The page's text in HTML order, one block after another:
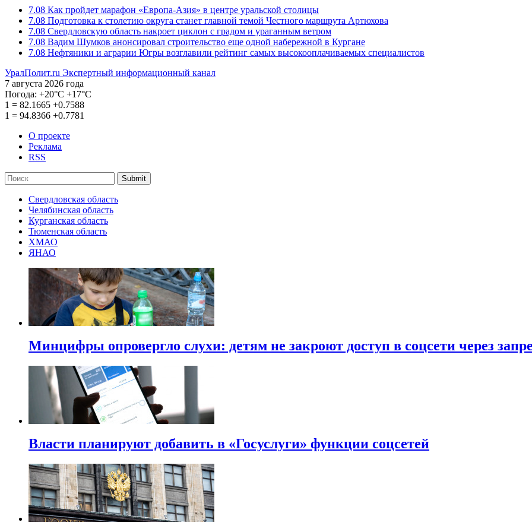
7.08 Как пройдет марафон «Европа-Азия» в центре уральской столицы
7.08 Подготовка к столетию округа станет главной темой Честного маршрута Артюхова
7.08 Свердловскую область накроет циклон с градом и ураганным ветром
7.08 Вадим Шумков анонсировал строительство еще одной набережной в Кургане
7.08 Нефтяники и аграрии Югры возглавили рейтинг самых высокооплачиваемых специалистов
УралПолит.ru Экспертный информационный канал
7 августа 2026 года
Погода: +20°С +17°С
1 = 82.1665 +0.7588
1 = 94.8366 +0.7781
О проекте
Реклама
RSS
Submit
Свердловская область
Челябинская область
Курганская область
Тюменская область
ХМАО
ЯНАО
Минцифры опровергло слухи: детям не закроют доступ в соцсети через
Власти планируют добавить в «Госуслуги» функции соцсетей